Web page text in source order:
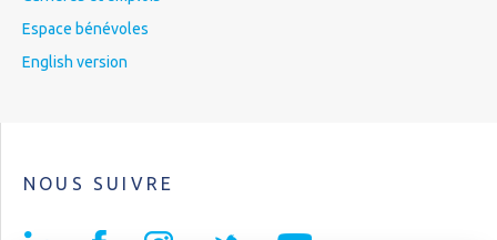
Espace bénévoles
English version
NOUS SUIVRE